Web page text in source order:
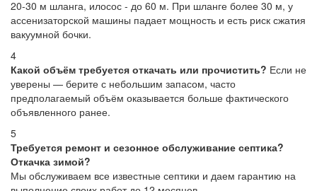
20-30 м шланга, илосос - до 60 м. При шланге более 30 м, у
ассенизаторской машины падает мощность и есть риск сжатия
вакуумной бочки.
4
Какой объём требуется откачать или прочистить? Если не
уверены — берите с небольшим запасом, часто
предполагаемый объём оказывается больше фактического
объявленного ранее.
5
Требуется ремонт и сезонное обслуживание септика?
Откачка зимой?
Мы обслуживаем все известные септики и даем гарантию на